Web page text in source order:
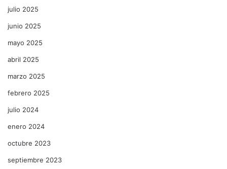
julio 2025
junio 2025
mayo 2025
abril 2025
marzo 2025
febrero 2025
julio 2024
enero 2024
octubre 2023
septiembre 2023